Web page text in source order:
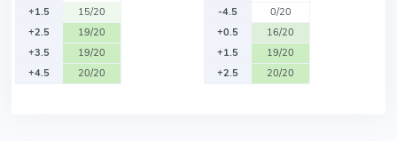
+1.5
15/20
+2.5
19/20
+3.5
19/20
+4.5
20/20
-4.5
0/20
+0.5
16/20
+1.5
19/20
+2.5
20/20